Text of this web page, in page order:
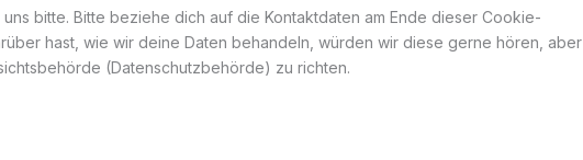
bitte. Bitte beziehe dich auf die Kontaktdaten am Ende dieser Cookie-
hast, wie wir deine Daten behandeln, würden wir diese gerne hören, aber
(Datenschutzbehörde) zu richten.